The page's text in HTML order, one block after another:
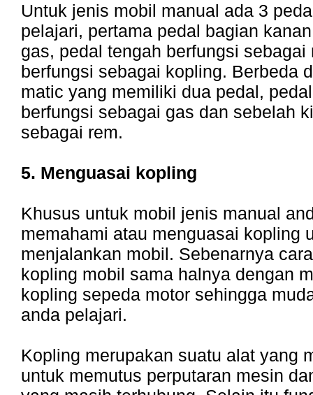
Untuk jenis mobil manual ada 3
pelajari, pertama pedal bagian
gas, pedal tengah berfungsi sebagai
berfungsi sebagai kopling. Berbeda
matic yang memiliki dua pedal,
berfungsi sebagai gas dan sebelah
sebagai rem.
5. Menguasai kopling
Khusus untuk mobil jenis manual
memahami atau menguasai kopling
menjalankan mobil. Sebenarnya
kopling mobil sama halnya dengan
kopling sepeda motor sehingga
anda pelajari.
Kopling merupakan suatu alat yang
untuk memutus perputaran mesin